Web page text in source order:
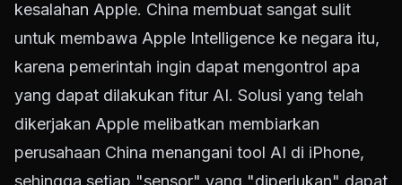
kesalahan Apple. China membuat sangat sulit
untuk membawa Apple Intelligence ke negara itu,
karena pemerintah ingin dapat mengontrol apa
yang dapat dilakukan fitur AI. Solusi yang telah
dikerjakan Apple melibatkan membiarkan
perusahaan China menangani tool AI di iPhone,
sehingga setiap "sensor" yang "diperlukan" dapat